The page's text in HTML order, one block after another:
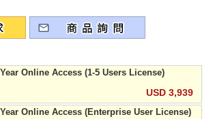
Online Access (1-5 Users License)
USD 3,939
Online Access (Enterprise User License)